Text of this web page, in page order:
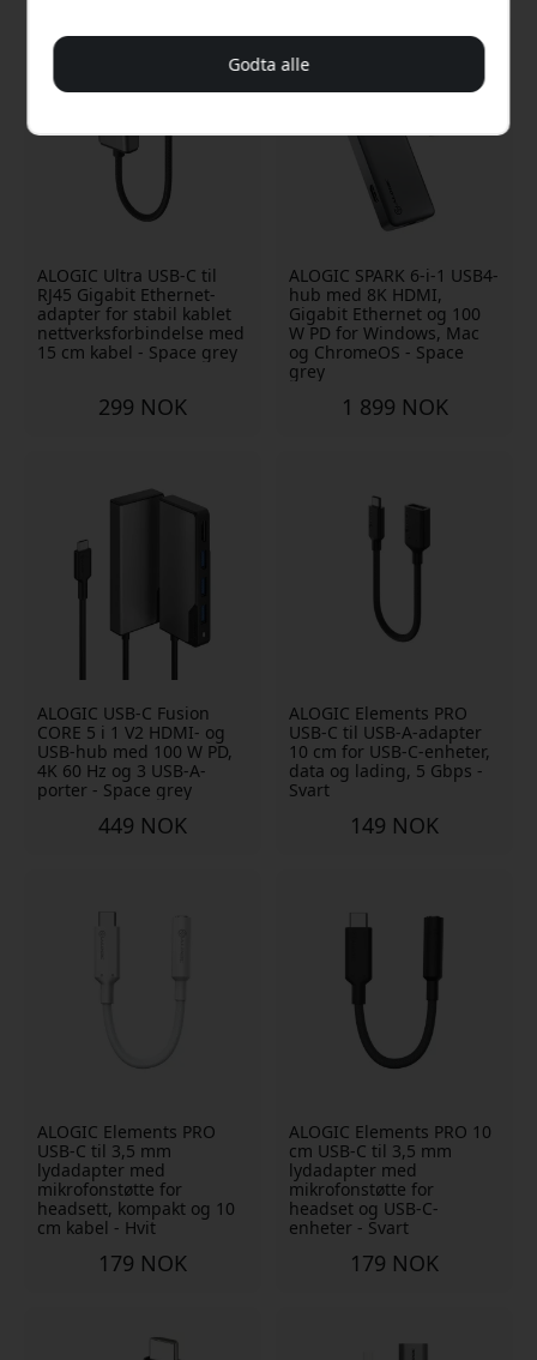
ALOGIC Ultra USB-C til
RJ45 Gigabit Ethernet-
adapter for stabil kablet
nettverksforbindelse med
15 cm kabel - Space grey
299 NOK
ALOGIC SPARK 6-i-1 USB4-
hub med 8K HDMI,
Gigabit Ethernet og 100
W PD for Windows, Mac
og ChromeOS - Space
grey
1 899 NOK
ALOGIC USB-C Fusion
CORE 5 i 1 V2 HDMI- og
USB-hub med 100 W PD,
4K 60 Hz og 3 USB-A-
porter - Space grey
449 NOK
ALOGIC Elements PRO
USB-C til USB-A-adapter
10 cm for USB-C-enheter,
data og lading, 5 Gbps -
Svart
149 NOK
ALOGIC Elements PRO
USB-C til 3,5 mm
lydadapter med
mikrofonstøtte for
headsett, kompakt og 10
cm kabel - Hvit
179 NOK
ALOGIC Elements PRO 10
cm USB-C til 3,5 mm
lydadapter med
mikrofonstøtte for
headset og USB-C-
enheter - Svart
179 NOK
Godta alle